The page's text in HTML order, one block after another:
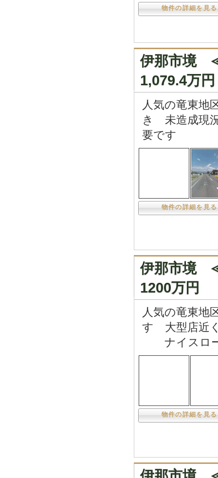
物件の詳細を見る
伊那市
1,079.4万円
人気の竜東
き 未造成現
要です
物件の詳細を見る
伊那市
1200万円
人気の竜東
す 大型店近
ナイスロー
物件の詳細を見る